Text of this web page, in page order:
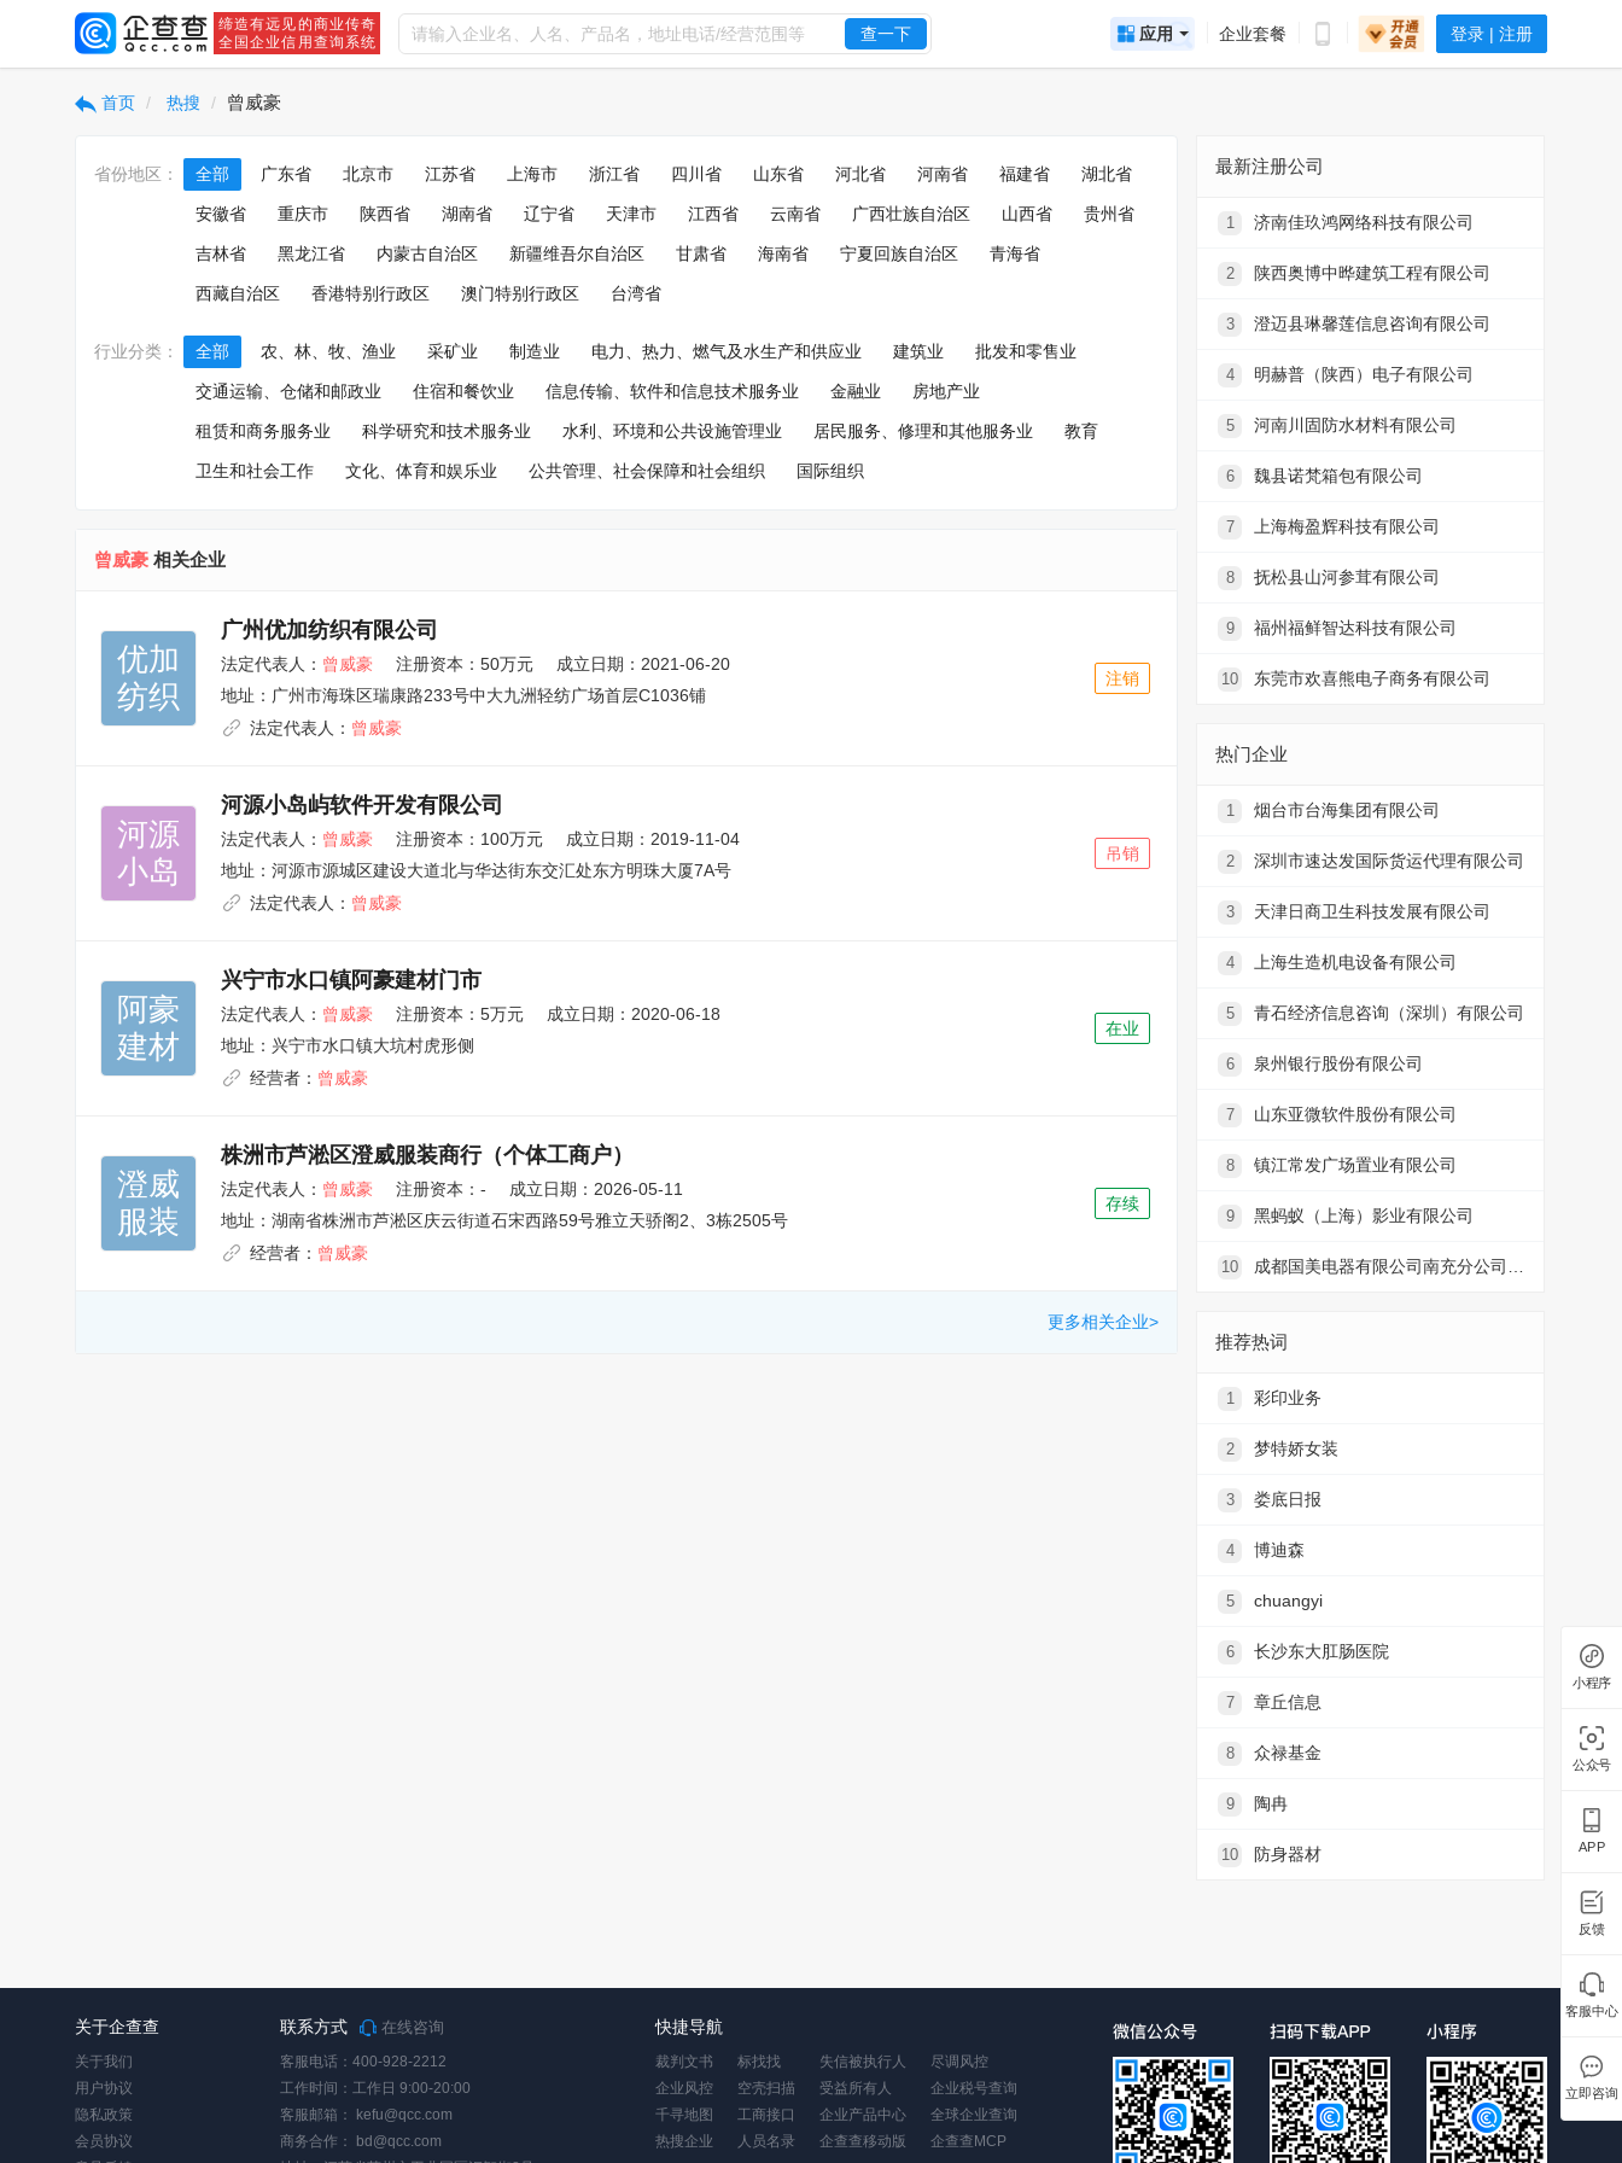
缔造有远见的商业传奇
全国企业信用查询系统
查一下 应用 企业套餐 登录 | 注册
首页 热搜 曾威豪
省份地区： 全部 广东省 北京市 江苏省 上海市 浙江省 四川省 山东省 河北省 河南省 福建省 湖北省
安徽省 重庆市 陕西省 湖南省 辽宁省 天津市 江西省 云南省 广西壮族自治区 山西省 贵州省
吉林省 黑龙江省 内蒙古自治区 新疆维吾尔自治区 甘肃省 海南省 宁夏回族自治区 青海省
西藏自治区 香港特别行政区 澳门特别行政区 台湾省
行业分类： 全部 农、林、牧、渔业 采矿业 制造业 电力、热力、燃气及水生产和供应业 建筑业 批发和零售业
交通运输、仓储和邮政业 住宿和餐饮业 信息传输、软件和信息技术服务业 金融业 房地产业
租赁和商务服务业 科学研究和技术服务业 水利、环境和公共设施管理业 居民服务、修理和其他服务业 教育
卫生和社会工作 文化、体育和娱乐业 公共管理、社会保障和社会组织 国际组织
曾威豪 相关企业
优加
纺织
广州优加纺织有限公司
法定代表人： 曾威豪 注册资本：50万元
成立日期：2021-06-20
地址： 广州市海珠区瑞康路233号中大九洲轻纺广场首层C1036铺
法定代表人： 曾威豪
注销
河源
小岛
河源小岛屿软件开发有限公司
法定代表人： 曾威豪 注册资本：100万元
成立日期：2019-11-04
地址： 河源市源城区建设大道北与华达街东交汇处东方明珠大厦7A号
法定代表人： 曾威豪
吊销
阿豪
建材
兴宁市水口镇阿豪建材门市
法定代表人： 曾威豪 注册资本：5万元
成立日期：2020-06-18
地址： 兴宁市水口镇大坑村虎形侧
经营者： 曾威豪
在业
澄威
服装
株洲市芦淞区澄威服装商行（个体工商户）
法定代表人： 曾威豪 注册资本：-
成立日期：2026-05-11
地址： 湖南省株洲市芦淞区庆云街道石宋西路59号雅立天骄阁2、3栋2505号
经营者： 曾威豪
存续
更多相关企业>
最新注册公司
1 济南佳玖鸿网络科技有限公司
2 陕西奥博中晔建筑工程有限公司
3 澄迈县琳馨莲信息咨询有限公司
4 明赫普（陕西）电子有限公司
5 河南川固防水材料有限公司
6 魏县诺梵箱包有限公司
7 上海梅盈辉科技有限公司
8 抚松县山河参茸有限公司
9 福州福鲜智达科技有限公司
10 东莞市欢喜熊电子商务有限公司
热门企业
1 烟台市台海集团有限公司
2 深圳市速达发国际货运代理有限公司
3 天津日商卫生科技发展有限公司
4 上海生造机电设备有限公司
5 青石经济信息咨询（深圳）有限公司
6 泉州银行股份有限公司
7 山东亚微软件股份有限公司
8 镇江常发广场置业有限公司
9 黑蚂蚁（上海）影业有限公司
10
推荐热词
1 彩印业务
2 梦特娇女装
3 娄底日报
4 博迪森
5 chuangyi
6 长沙东大肛肠医院
7 章丘信息
8 众禄基金
9 陶冉
10 防身器材
关于企查查
关于我们
用户协议
隐私政策
会员协议
联系方式 在线咨询
客服电话：400-928-2212
工作时间：工作日 9:00-20:00
客服邮箱：
kefu@qcc.com
商务合作：
bd@qcc.com
快捷导航
裁判文书
企业风控
千寻地图
热搜企业
标找找
空壳扫描
工商接口
人员名录
失信被执行人
受益所有人
企业产品中心
企查查移动版
尽调风控
企业税号查询
全球企业查询
企查查MCP
小程序
公众号
APP
反馈
客服中心
立即咨询